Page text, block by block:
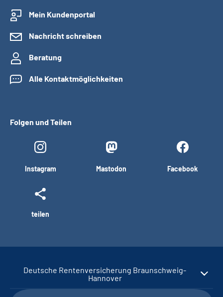
Mein Kundenportal
Nachricht schreiben
Beratung
Alle Kontaktmöglichkeiten
Folgen und Teilen
Instagram Mastodon Facebook
teilen
Deutsche Rentenversicherung Braunschweig-
Hannover